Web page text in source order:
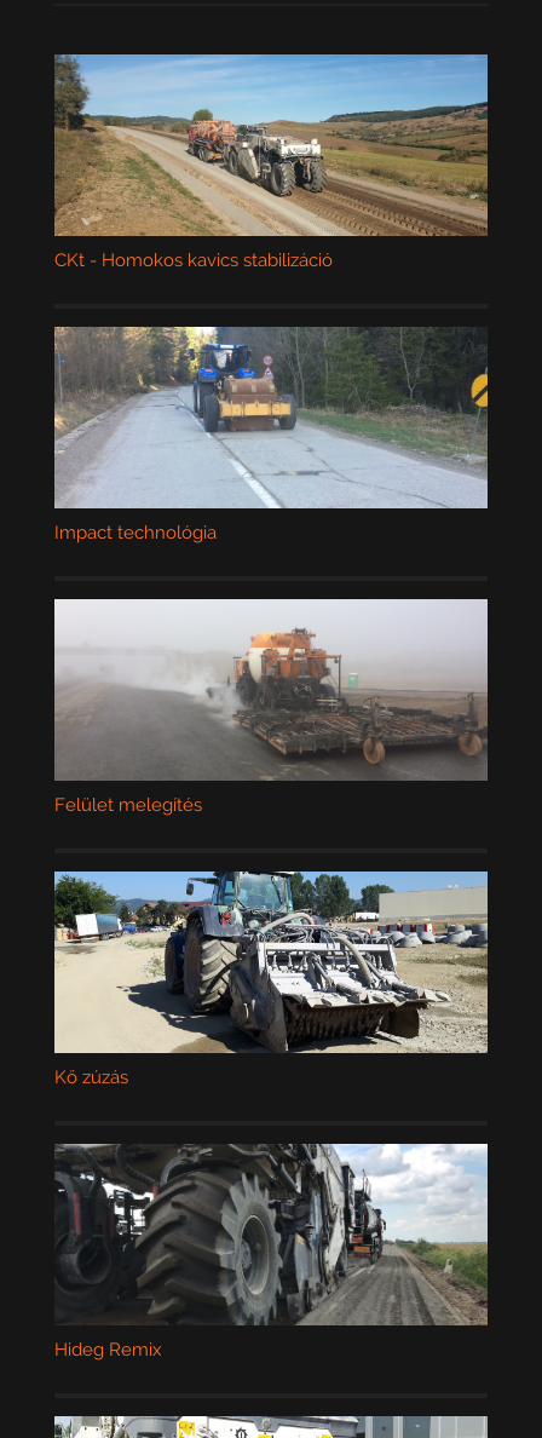
CKt - Homokos kavics stabilizáció
Impact technológia
Felület melegítés
Kő zúzás
Hideg Remix